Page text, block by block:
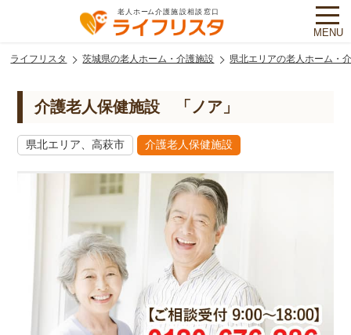
MENU
ライフリスタ 茨城県の老人ホーム・介護施設 県北エリアの老人ホーム・
介護老人保健施設 「ノア」
県北エリア、高萩市 介護老人保健施設